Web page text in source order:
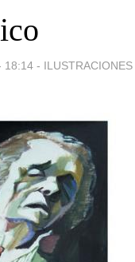
18:14 - ILUSTRACIONES